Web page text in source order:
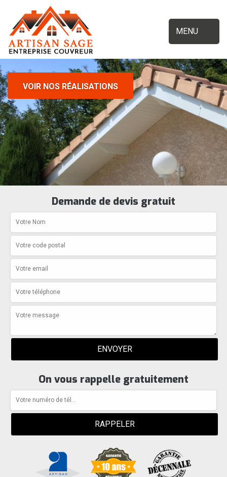
MENU
VOIR NOS RÉALISATIONS
Demande de devis gratuit
On vous rappelle gratuitement